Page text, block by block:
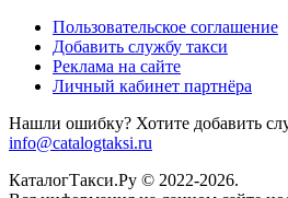
Пользовательское соглашение
Добавить службу такси
Реклама на сайте
Личный кабинет партнёра
Нашли ошибку? Хотите добавить
info@catalogtaksi.ru
КаталогТакси.Ру © 2022-2026.